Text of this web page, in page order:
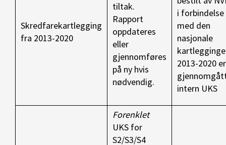
Skredfarekartlegging
fra 2013-2020
tiltak.
Rapport
oppdateres
eller
gjennomføres
på ny hvis
nødvendig.
i forbindelse
med den
nasjonale
2013-2020 er
intern UKS
Forenklet
UKS for
S2/S3/S4